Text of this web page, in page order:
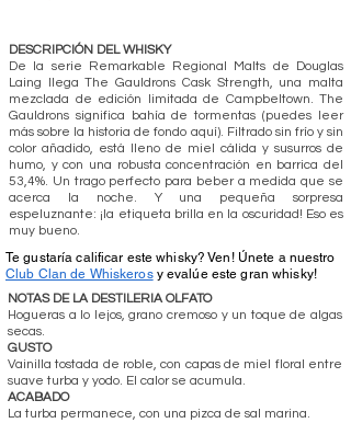
DESCRIPCIÓN DEL WHISKY
De la serie Remarkable Regional Malts de Douglas
Laing llega The Gauldrons Cask Strength, una malta
mezclada de edición limitada de Campbeltown. The
Gauldrons significa bahía de tormentas (puedes leer
más sobre la historia de fondo aquí). Filtrado sin frío y sin
color añadido, está lleno de miel cálida y susurros de
humo, y con una robusta concentración en barrica del
53,4%. Un trago perfecto para beber a medida que se
acerca la noche. Y una pequeña sorpresa
espeluznante: ¡la etiqueta brilla en la oscuridad! Eso es
muy bueno.
Te gustaría calificar este whisky? Ven! Únete a nuestro
Club Clan de Whiskerosy evalúe este gran whisky!
NOTAS DE LA DESTILERIA OLFATO
Hogueras a lo lejos, grano cremoso y un toque de algas
secas.
GUSTO
Vainilla tostada de roble, con capas de miel floral entre
suave turba y yodo. El calor se acumula.
ACABADO
La turba permanece, con una pizca de sal marina.